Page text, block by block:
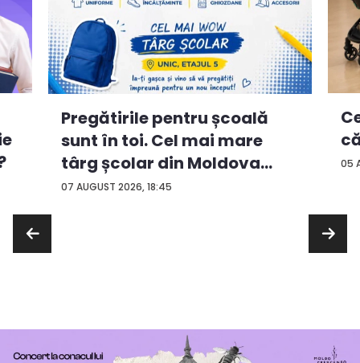
07 AUGUST 2026, 18:45
Pregătirile pentru școală
sunt în toi. Cel mai mare
târg școlar din Moldova
con...
05